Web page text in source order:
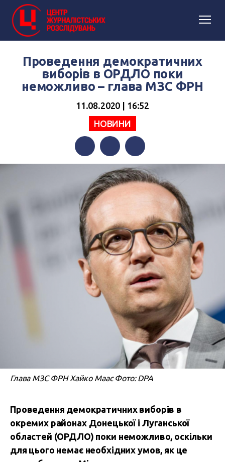
Проведення демократичних
виборів в ОРДЛО поки
неможливо – глава МЗС ФРН
11.08.2020 | 16:52
НОВИНИ
FacebookTwitterTelegram
Глава МЗС ФРН Хайко Маас Фото: DPA
Проведення демократичних виборів в
окремих районах Донецької і Луганської
областей (ОРДЛО) поки неможливо, оскільки
для цього немає необхідних умов, як це